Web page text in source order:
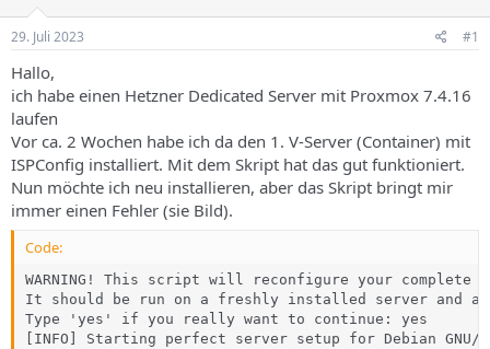
e
r
d
e
s
T
h
e
m
s
s
a
t
u
m
29. Juli 2023 #1
Hallo,
ich habe einen Hetzner Dedicated Server mit Proxmox 7.4.16
laufen
Vor ca. 2 Wochen habe ich da den 1. V-Server (Container) mit
ISPConfig installiert. Mit dem Skript hat das gut funktioniert.
Nun möchte ich neu installieren, aber das Skript bringt mir
immer einen Fehler (sie Bild).
Code:
WARNING! This script will reconfigure your complete
It should be run on a freshly installed server and
Type 'yes' if you really want to continue: yes
[INFO] Starting perfect server setup for Debian